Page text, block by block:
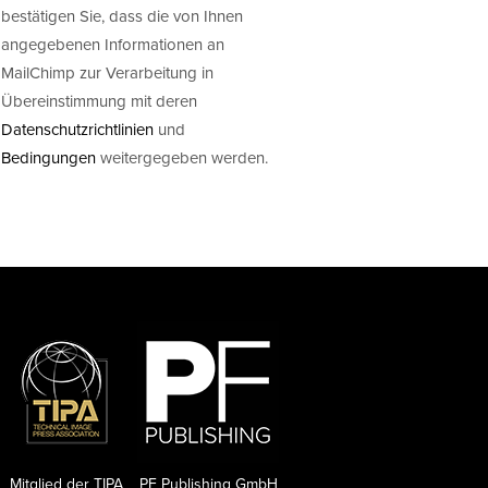
bestätigen Sie, dass die von Ihnen
angegebenen Informationen an
MailChimp zur Verarbeitung in
Übereinstimmung mit deren
Datenschutzrichtlinien und
Bedingungenweitergegeben werden.
PF Publishing GmbH
Mitglied der TIPA